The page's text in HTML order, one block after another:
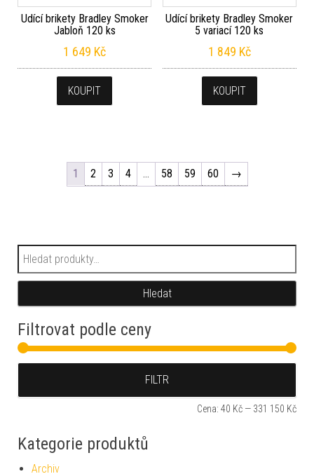
Udící brikety Bradley Smoker
Jabloň 120 ks
1 649 Kč
KOUPIT
Udící brikety Bradley Smoker
5 variací 120 ks
1 849 Kč
KOUPIT
1 2 3 4 … 58 59 60 →
Hledat:
Hledat
Filtrovat podle ceny
FILTR
Cena: 40 Kč — 331 150 Kč
Kategorie produktů
Archiv